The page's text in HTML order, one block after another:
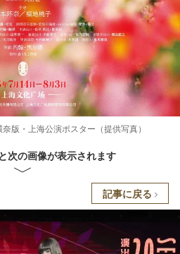
版・上海公演ポスター（提供写真）
次の画像が表示されます
記事に戻る